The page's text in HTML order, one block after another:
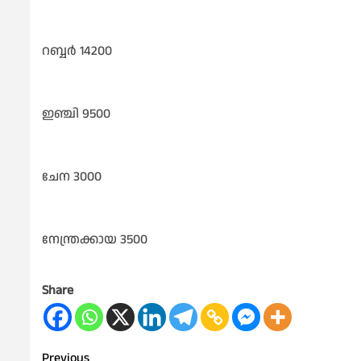
റബ്ബർ 14200
ഇഞ്ചി 9500
ചേന 3000
നേന്ത്രക്കായ 3500
Share